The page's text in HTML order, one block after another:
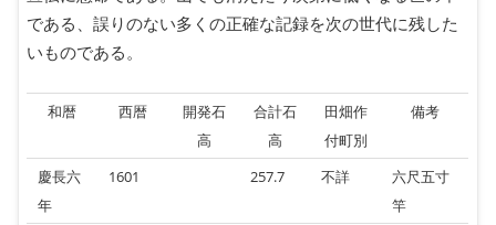
である、誤りのない多くの正確な記録を次の世代に残した
いものである。
和暦 西暦
開発石
高
合計石
高
田畑作
付町別
備考
慶長六
年
1601 257.7 不詳
六尺五寸
竿